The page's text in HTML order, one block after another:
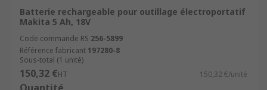
Batterie rechargeable pour outillage électroportatif
Makita 5 Ah, 18V
Code commande RS 256-5899
Référence fabricant 197280-8
Sous-total (1 unité)
150,32 €HT 150,32 €/unité